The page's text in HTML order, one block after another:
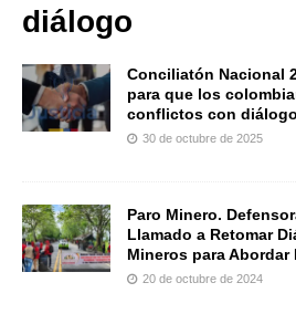
diálogo
Conciliatón Nacional
para que los
conflictos con diálogo
30 de octubre de 2025
Paro Minero.
Llamado a Retomar
Mineros para
20 de octubre de 2024